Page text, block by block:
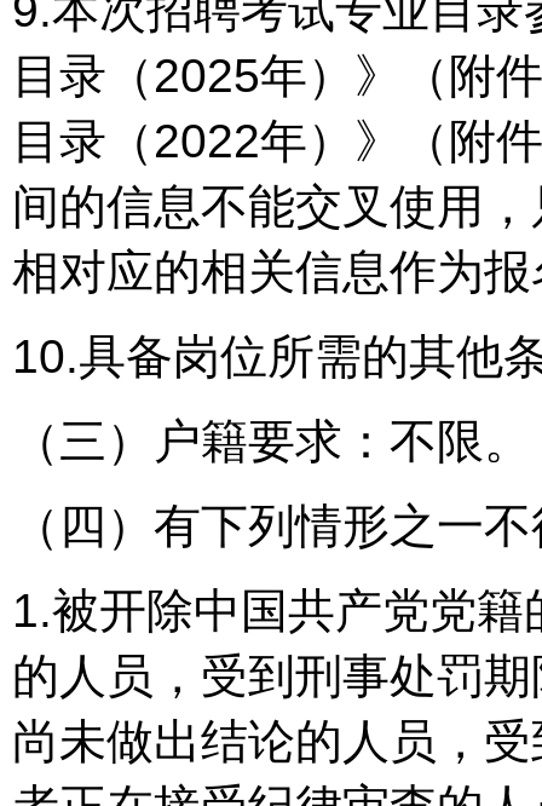
目录（2025年）》（附
目录（2022年）》（附
间的信息不能交叉使用
相对应的相关信息作为
10.具备岗位所需的其他
（三）户籍要求：不限。
（四）有下列情形之一
1.被开除中国共产党党
的人员，受到刑事处罚
尚未做出结论的人员，